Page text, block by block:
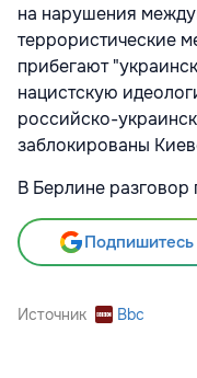
на нарушения
террористические
прибегают
нацистскую
российско-
заблокированы
В Берлине разговор
Подпишитесь
Источник Bbc